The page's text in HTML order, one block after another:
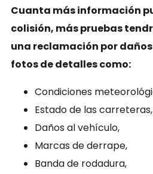
Cuanta más información
colisión, más pruebas
una reclamación por
fotos de detalles como:
Condiciones
Estado de las carreteras,
Daños al vehículo,
Marcas de derrape,
Banda de rodadura,